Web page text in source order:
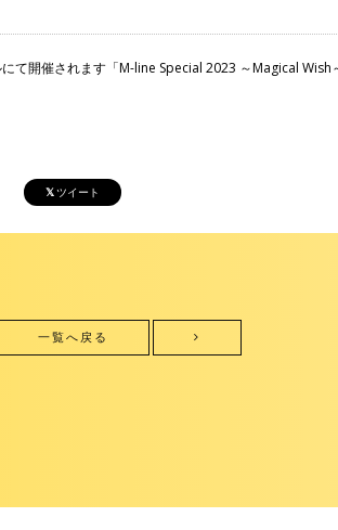
開催されます「M-line Special 2023 ～Magical
ツイート
一覧へ戻る